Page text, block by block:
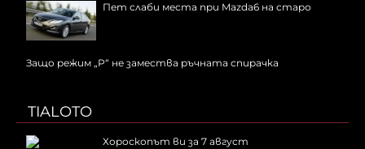
Пет слаби места при Mazda6 на старо
Защо режим „P“ не замества ръчната спирачка
TIALOTO
Хороскопът ви за 7 август